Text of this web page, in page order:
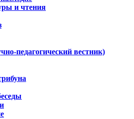
и чтения
педагогический вестник)